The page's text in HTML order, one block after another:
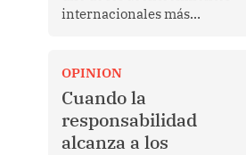
internacionales más
Más allá de su dimensión
religiosa, esta gira
representa una oportunidad
para reafirmar el valor del
diálogo, fortalecer los
OPINION
Cuando la
responsabilidad
alcanza a los